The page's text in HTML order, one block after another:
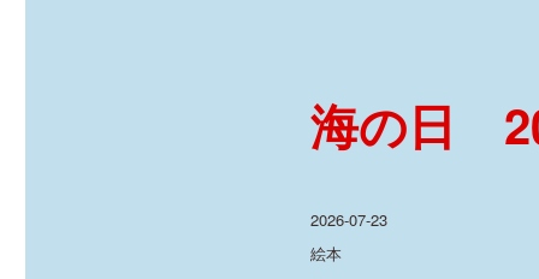
海の日
投
稿
日:
2026-07-23
カ
絵本